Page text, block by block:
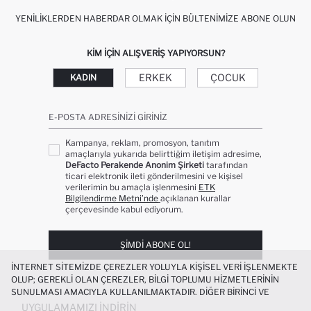
YENILIKLERDEN HABERDAR OLMAK İÇIN BÜLTENIMIZE ABONE OLUN
KIM IÇIN ALIŞVERIŞ YAPIYORSUN?
KADIN ERKEK ÇOCUK
E-POSTA ADRESINIZI GIRINIZ
Kampanya, reklam, promosyon, tanıtım
amaçlarıyla yukarıda belirttiğim iletişim adresime,
DeFacto Perakende Anonim Şirketi tarafından
ticari elektronik ileti gönderilmesini ve kişisel
verilerimin bu amaçla işlenmesini ETK
Bilgilendirme Metni’nde açıklanan kurallar
çerçevesinde kabul ediyorum.
ŞIMDI ABONE OL!
UYGULAMAMIZI İNDIRIN
İNTERNET SITEMIZDE ÇEREZLER YOLUYLA KIŞISEL VERI IŞLENMEKTE
OLUP; GEREKLI OLAN ÇEREZLER, BILGI TOPLUMU HIZMETLERININ
SUNULMASI AMACIYLA KULLANILMAKTADIR. DIĞER BIRINCI VE
ÜÇÜNCÜ TARAF ÇEREZLER ISE SIZE DAHA IYI BIR ALIŞVERIŞ